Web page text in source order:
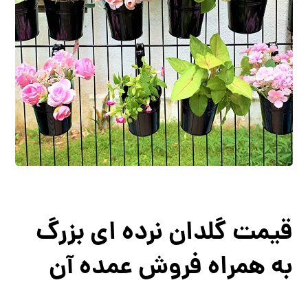
قیمت گلدان نرده ای بزرگ
به همراه فروش عمده آن